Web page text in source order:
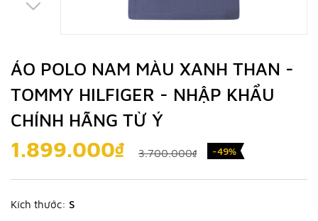
ÁO POLO NAM MÀU XANH THAN -
TOMMY HILFIGER - NHẬP KHẨU
CHÍNH HÃNG TỪ Ý
1.899.000₫ 3.700.000₫ -49%
Kích thước: S